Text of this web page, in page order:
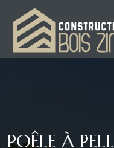
POÊLE À